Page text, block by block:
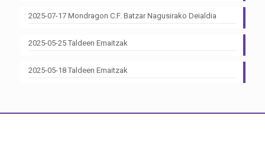
2025-07-17 Mondragon C.F. Batzar Nagusirako Deialdia
2025-05-25 Taldeen Emaitzak
2025-05-18 Taldeen Emaitzak